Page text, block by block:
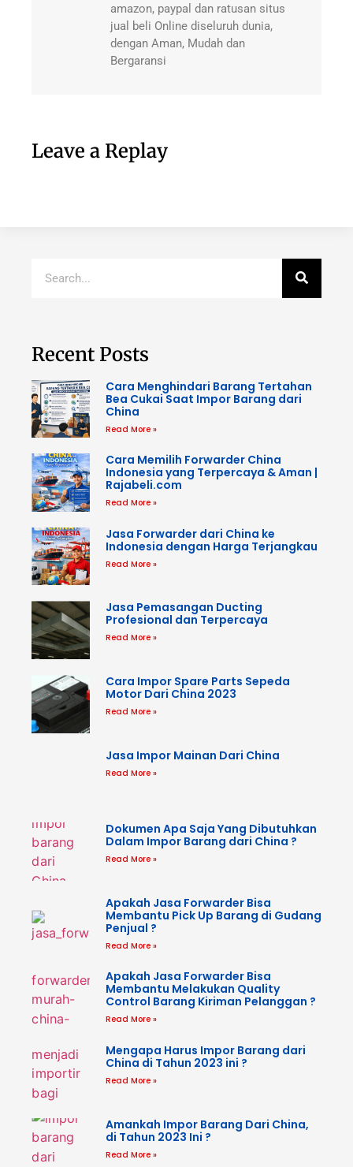
amazon, paypal dan ratusan situs
jual beli Online diseluruh dunia,
dengan Aman, Mudah dan
Bergaransi
Leave a Replay
Recent Posts
Cara Menghindari Barang Tertahan
Bea Cukai Saat Impor Barang dari
China
Read More »
Cara Memilih Forwarder China
Indonesia yang Terpercaya & Aman |
Rajabeli.com
Read More »
Jasa Forwarder dari China ke
Indonesia dengan Harga Terjangkau
Read More »
Jasa Pemasangan Ducting
Profesional dan Terpercaya
Read More »
Cara Impor Spare Parts Sepeda
Motor Dari China 2023
Read More »
Jasa Impor Mainan Dari China
Read More »
Dokumen Apa Saja Yang Dibutuhkan
Dalam Impor Barang dari China ?
Read More »
Apakah Jasa Forwarder Bisa
Membantu Pick Up Barang di Gudang
Penjual ?
Read More »
Apakah Jasa Forwarder Bisa
Membantu Melakukan Quality
Control Barang Kiriman Pelanggan ?
Read More »
Mengapa Harus Impor Barang dari
China di Tahun 2023 ini ?
Read More »
Amankah Impor Barang Dari China,
di Tahun 2023 Ini ?
Read More »